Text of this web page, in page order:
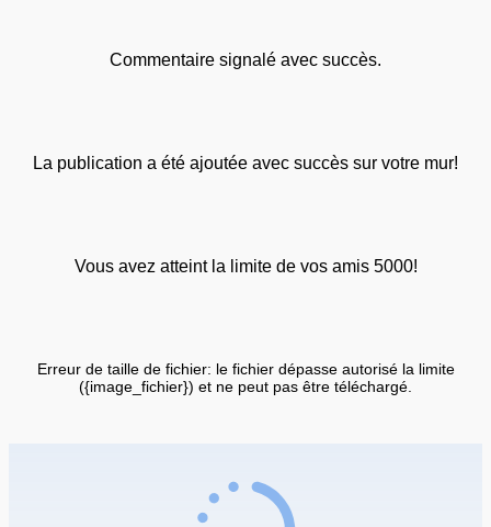
Commentaire signalé avec succès.
La publication a été ajoutée avec succès sur votre mur!
Vous avez atteint la limite de vos amis 5000!
Erreur de taille de fichier: le fichier dépasse autorisé la limite
({image_fichier}) et ne peut pas être téléchargé.